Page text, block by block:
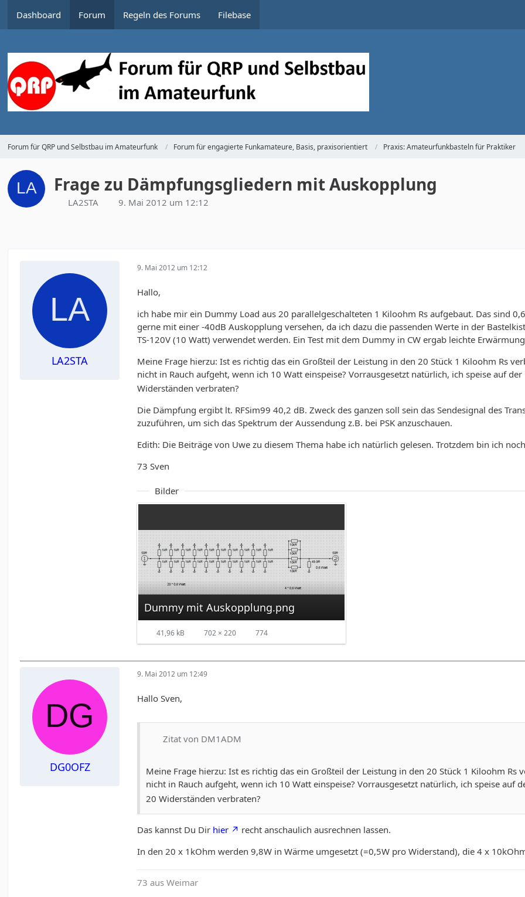
Dashboard Forum Regeln des Forums Filebase
Forum für QRP und Selbstbau im Amateurfunk Forum für engagierte Funkamateure, Basis, praxisorientiert Praxis: Amateurfunkbasteln für Praktiker
Frage zu Dämpfungsgliedern mit Auskopplung
LA2STA 9. Mai 2012 um 12:12
LA2STA
9. Mai 2012 um 12:12
Hallo,
ich habe mir ein Dummy Load aus 20 parallelgeschalteten 1 Kiloohm Rs aufgebaut. Das sind
gerne mit einer -40dB Auskopplung versehen, da ich dazu die passenden Werte in der
TS-120V (10 Watt) verwendet werden. Ein Test mit dem Dummy in CW ergab leichte
Meine Frage hierzu: Ist es richtig das ein Großteil der Leistung in den 20 Stück 1 Kiloohm Rs
nicht in Rauch aufgeht, wenn ich 10 Watt einspeise? Vorrausgesetzt natürlich, ich speise auf
Widerständen verbraten?
Die Dämpfung ergibt lt. RFSim99 40,2 dB. Zweck des ganzen soll sein das Sendesignal des
zuzuführen, um sich das Spektrum der Aussendung z.B. bei PSK anzuschauen.
Edith: Die Beiträge von Uwe zu diesem Thema habe ich natürlich gelesen. Trotzdem bin ich
73 Sven
Bilder
Dummy mit Auskopplung.png
41,96 kB 702 × 220 774
DG0OFZ
9. Mai 2012 um 12:49
Hallo Sven,
Zitat von DM1ADM
Meine Frage hierzu: Ist es richtig das ein Großteil der Leistung in den 20 Stück 1 Kiloohm
nicht in Rauch aufgeht, wenn ich 10 Watt einspeise? Vorrausgesetzt natürlich, ich speise auf
20 Widerständen verbraten?
Das kannst Du Dir hier
recht anschaulich ausrechnen lassen.
In den 20 x 1kOhm werden 9,8W in Wärme umgesetzt (=0,5W pro Widerstand), die 4 x
73 aus Weimar